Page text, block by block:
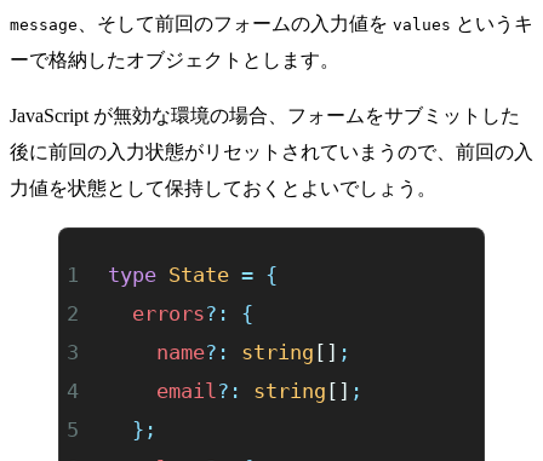
message 、そして前回のフォームの入力値を values というキ
ーで格納したオブジェクトとします。
JavaScript が無効な環境の場合、フォームをサブミットした
後に前回の入力状態がリセットされていまうので、前回の入
力値を状態として保持しておくとよいでしょう。
type State = {
  errors
?:
{
    name
?: string [] ;
    email
?: string [] ;
  };